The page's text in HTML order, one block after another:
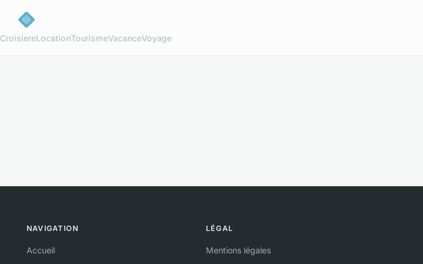
CroisiereLocationTourismeVacanceVoyage
NAVIGATION
Accueil
LÉGAL
Mentions légales